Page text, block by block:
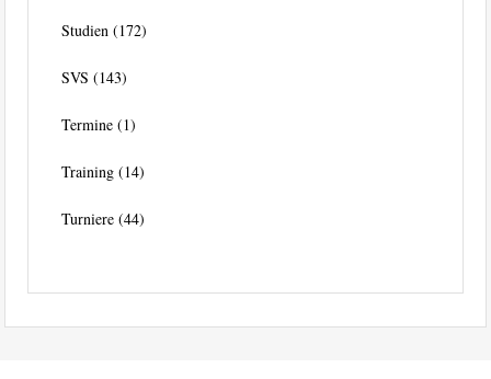
Studien (172)
SVS (143)
Termine (1)
Training (14)
Turniere (44)